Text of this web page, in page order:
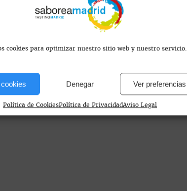
cookies para optimizar nuestro sitio web y nuestro servicio.
Denegar Ver preferencias
Política de CookiesPolítica de PrivacidadAviso Legal
abierta todo el año, este espacio ofrece
por su atención al detalle.